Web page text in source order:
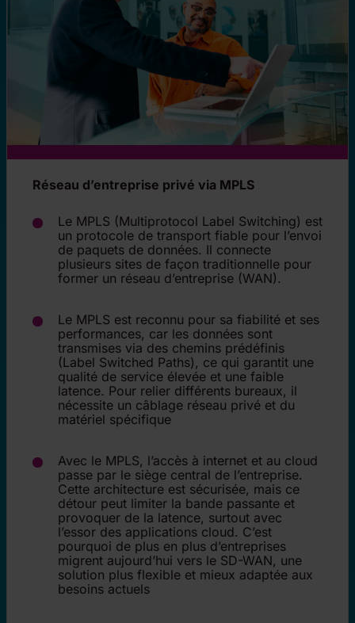
Réseau d’entreprise privé via MPLS
Le MPLS (Multiprotocol Label Switching) est
un protocole de transport fiable pour l’envoi
de paquets de données. Il connecte
plusieurs sites de façon traditionnelle pour
former un réseau d’entreprise (WAN).
Le MPLS est reconnu pour sa fiabilité et ses
performances, car les données sont
transmises via des chemins prédéfinis
(Label Switched Paths), ce qui garantit une
qualité de service élevée et une faible
latence. Pour relier différents bureaux, il
nécessite un câblage réseau privé et du
matériel spécifique
Avec le MPLS, l’accès à internet et au cloud
passe par le siège central de l’entreprise.
Cette architecture est sécurisée, mais ce
détour peut limiter la bande passante et
provoquer de la latence, surtout avec
l’essor des applications cloud. C’est
pourquoi de plus en plus d’entreprises
migrent aujourd’hui vers le SD-WAN, une
solution plus flexible et mieux adaptée aux
besoins actuels